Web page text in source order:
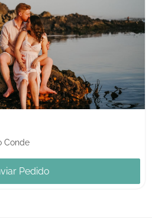
Conde
Pedido